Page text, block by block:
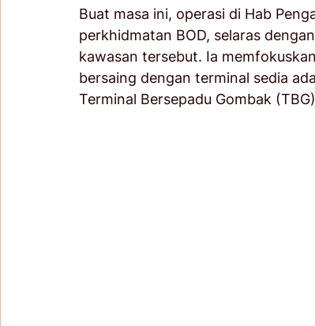
Buat masa ini, operasi di Hab
perkhidmatan BOD, selaras
kawasan tersebut. Ia
bersaing dengan terminal sedia
Terminal Bersepadu Gombak